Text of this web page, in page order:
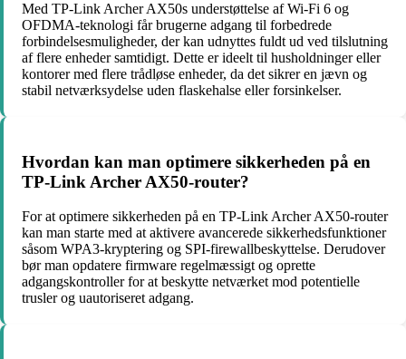
Med TP-Link Archer AX50s understøttelse af Wi-Fi 6 og
OFDMA-teknologi får brugerne adgang til forbedrede
forbindelsesmuligheder, der kan udnyttes fuldt ud ved tilslutning
af flere enheder samtidigt. Dette er ideelt til husholdninger eller
kontorer med flere trådløse enheder, da det sikrer en jævn og
stabil netværksydelse uden flaskehalse eller forsinkelser.
Hvordan kan man optimere sikkerheden på en
TP-Link Archer AX50-router?
For at optimere sikkerheden på en TP-Link Archer AX50-router
kan man starte med at aktivere avancerede sikkerhedsfunktioner
såsom WPA3-kryptering og SPI-firewallbeskyttelse. Derudover
bør man opdatere firmware regelmæssigt og oprette
adgangskontroller for at beskytte netværket mod potentielle
trusler og uautoriseret adgang.